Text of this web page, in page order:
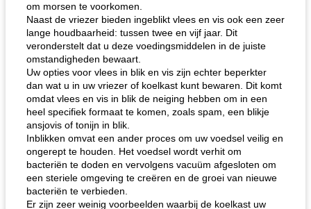
om morsen te voorkomen.
Naast de vriezer bieden ingeblikt vlees en vis ook een zeer
lange houdbaarheid: tussen twee en vijf jaar. Dit
veronderstelt dat u deze voedingsmiddelen in de juiste
omstandigheden bewaart.
Uw opties voor vlees in blik en vis zijn echter beperkter
dan wat u in uw vriezer of koelkast kunt bewaren. Dit komt
omdat vlees en vis in blik de neiging hebben om in een
heel specifiek formaat te komen, zoals spam, een blikje
ansjovis of tonijn in blik.
Inblikken omvat een ander proces om uw voedsel veilig en
ongerept te houden. Het voedsel wordt verhit om
bacteriën te doden en vervolgens vacuüm afgesloten om
een ​​steriele omgeving te creëren en de groei van nieuwe
bacteriën te verbieden.
Er zijn zeer weinig voorbeelden waarbij de koelkast uw